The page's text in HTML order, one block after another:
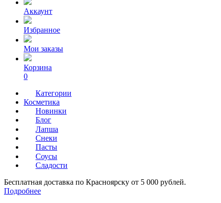
Аккаунт
Избранное
Мои заказы
Корзина
0
Категории
Косметика
Новинки
Блог
Лапша
Снеки
Пасты
Соусы
Сладости
Бесплатная доставка по Красноярску от 5 000 рублей.
Подробнее